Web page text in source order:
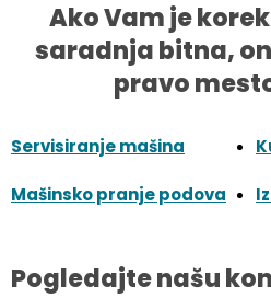
Ako Vam je
saradnja bitna,
pravo
Servisiranje mašina
Mašinsko pranje podova
Pogledajte našu